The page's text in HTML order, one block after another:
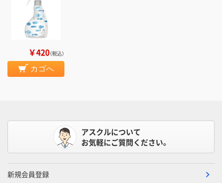
￥420（税込）
カゴへ
アスクルについて
お気軽にご質問ください。
新規会員登録